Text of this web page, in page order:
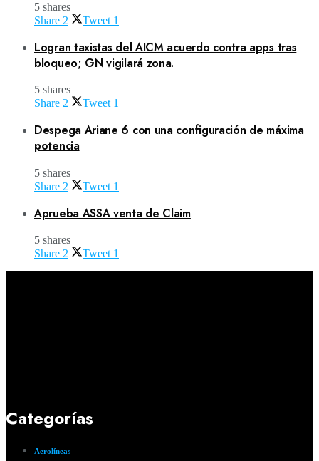
5 shares
Share 2 Tweet 1
Logran taxistas del AICM acuerdo contra apps tras
bloqueo; GN vigilará zona.
5 shares
Share 2 Tweet 1
Despega Ariane 6 con una configuración de máxima
potencia
5 shares
Share 2 Tweet 1
Aprueba ASSA venta de Claim
5 shares
Share 2 Tweet 1
Categorías
Aerolíneas